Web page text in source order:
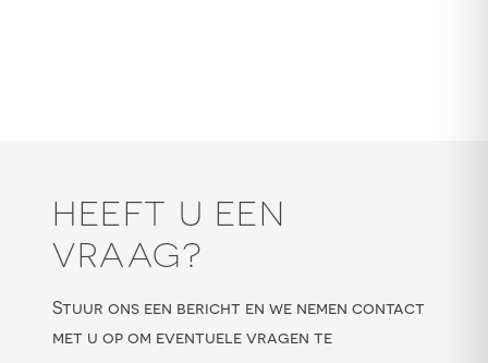
HEEFT U EEN
VRAAG?
Stuur ons een bericht en we nemen contact
met u op om eventuele vragen te